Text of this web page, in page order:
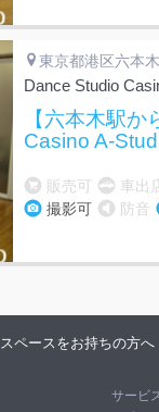
東京都港区六本木
Dance Studio
【六本木駅
Casino A-
販売可 車出
撮影可
防音
スペースをお持ちの方へ
サービ